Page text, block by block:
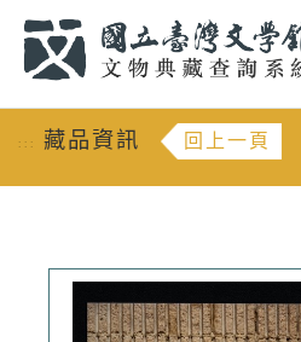
::: 藏品資訊 回上一頁